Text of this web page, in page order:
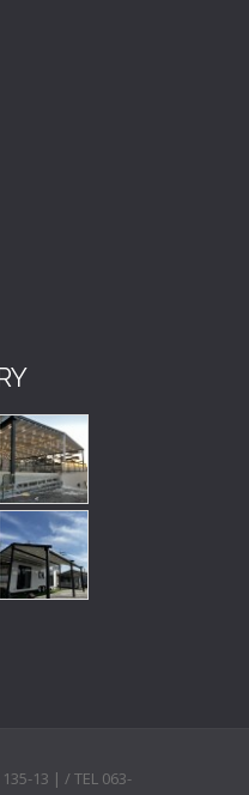
13 | / TEL 063-